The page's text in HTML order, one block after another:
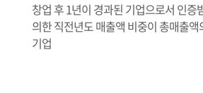
창업 후 1년이 경과된 기업으로서 인증
의한 직전년도 매출액 비중이 총매출
기업